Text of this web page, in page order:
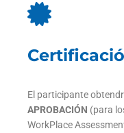
El participante
APROBACIÓN (para
WorkPlace